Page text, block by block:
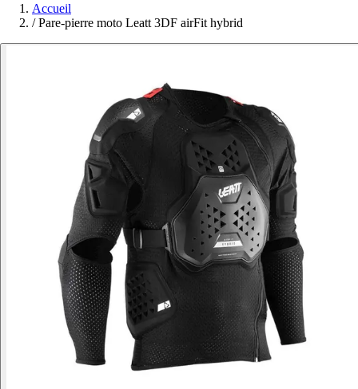
Accueil
/ Pare-pierre moto Leatt 3DF airFit hybrid